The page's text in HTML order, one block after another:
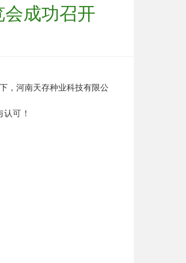
成功召开
， 河南天存种业科技有限公
可！